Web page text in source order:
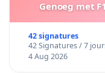
Genoeg met
42 signatures
42 Signatures / 7
4 Aug 2026